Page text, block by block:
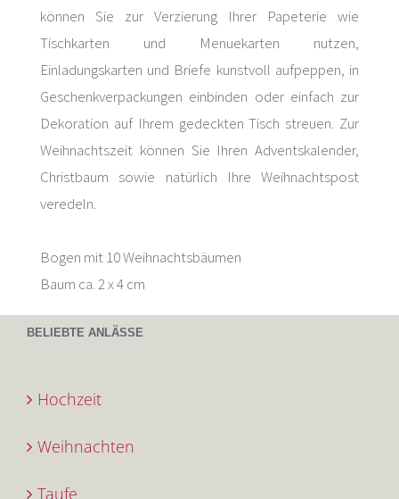
können Sie zur Verzierung Ihrer Papeterie wie
Tischkarten und Menuekarten nutzen,
Einladungskarten und Briefe kunstvoll aufpeppen, in
Geschenkverpackungen einbinden oder einfach zur
Dekoration auf Ihrem gedeckten Tisch streuen. Zur
Weihnachtszeit können Sie Ihren Adventskalender,
Christbaum sowie natürlich Ihre Weihnachtspost
veredeln.
Bogen mit 10 Weihnachtsbäumen
Baum ca. 2 x 4 cm
BELIEBTE ANLÄSSE
Hochzeit
Weihnachten
Taufe